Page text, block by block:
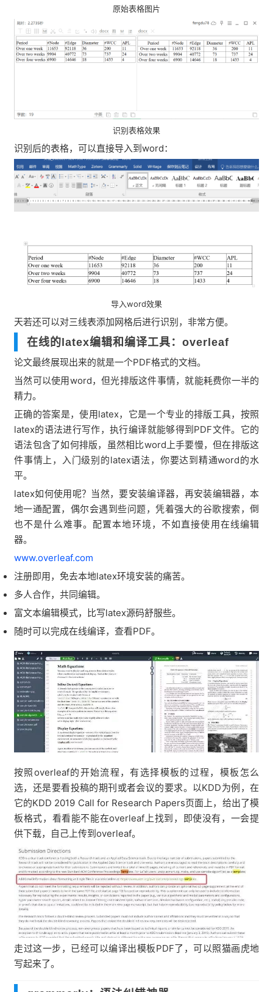
原始表格图片
识别表格效果
识别后的表格，可以直接导入到word：
导入word效果
天若还可以对三线表添加网格后进行识别，非常方便。
在线的latex编辑和编译工具：overleaf
论文最终展现出来的就是一个PDF格式的文档。
当然可以使用word，但光排版这件事情，就能耗费你一半的
精力。
正确的答案是，使用latex，它是一个专业的排版工具，按照
latex的语法进行写作，执行编译就能够得到PDF文件。它的
语法包含了如何排版，虽然相比word上手要慢，但在排版这
件事情上，入门级别的latex语法，你要达到精通word的水
平。
latex如何使用呢？当然，要安装编译器，再安装编辑器，本
地一通配置，偶尔会遇到些问题，凭着强大的谷歌搜索，倒
也不是什么难事。配置本地环境，不如直接使用在线编辑
器。
www.overleaf.com
注册即用，免去本地latex环境安装的痛苦。
多人合作，共同编辑。
富文本编辑模式，比写latex源码舒服些。
随时可以完成在线编译，查看PDF。
按照overleaf的开始流程，有选择模板的过程，模板怎么
选，还是要看投稿的期刊或者会议的要求。以KDD为例，在
它的KDD 2019 Call for Research Papers页面上，给出了模
板格式，看看能不能在overleaf上找到，即使没有，一会提
供下载，自己上传到overleaf。
走过这一步，已经可以编译出模板PDF了，可以照猫画虎地
写起来了。